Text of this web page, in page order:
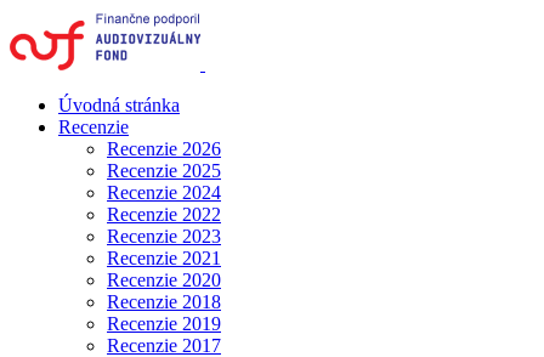
Úvodná stránka
Recenzie
Recenzie 2026
Recenzie 2025
Recenzie 2024
Recenzie 2022
Recenzie 2023
Recenzie 2021
Recenzie 2020
Recenzie 2018
Recenzie 2019
Recenzie 2017